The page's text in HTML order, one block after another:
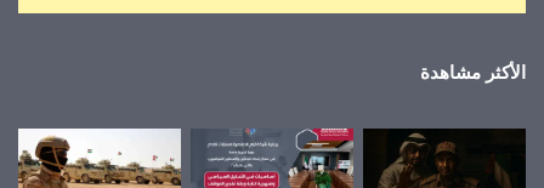
الأكثر مشاهدة